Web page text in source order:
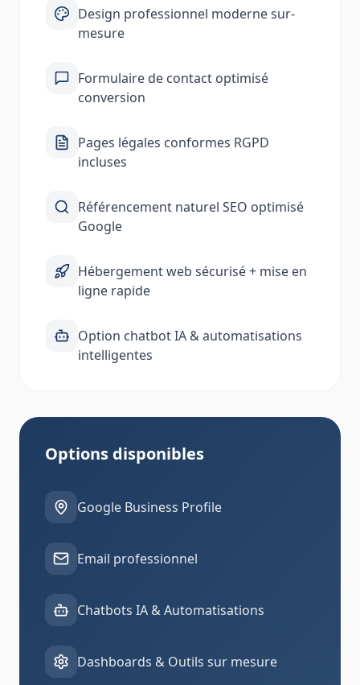
Design professionnel moderne sur-
mesure
Formulaire de contact optimisé
conversion
Pages légales conformes RGPD
incluses
Référencement naturel SEO optimisé
Google
Hébergement web sécurisé + mise en
ligne rapide
Option chatbot IA & automatisations
intelligentes
Options disponibles
Google Business Profile
Email professionnel
Chatbots IA & Automatisations
Dashboards & Outils sur mesure